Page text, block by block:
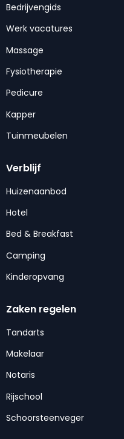
Bedrijvengids
Werk vacatures
Massage
Fysiotherapie
Pedicure
Kapper
Tuinmeubelen
Verblijf
Huizenaanbod
Hotel
Bed & Breakfast
Camping
Kinderopvang
Zaken regelen
Tandarts
Makelaar
Notaris
Rijschool
Schoorsteenveger